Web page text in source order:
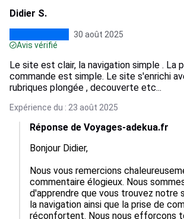
Didier S.
30 août 2025
Avis vérifié
Le site est clair, la navigation simple . La
commande est simple. Le site s'enrichi
rubriques plongée , decouverte etc...
Expérience du : 23 août 2025
Réponse de Voyages-adekua.fr
Bonjour Didier,
Nous vous remercions
commentaire élogieux. Nous
d'apprendre que vous trouvez notre
la navigation ainsi que la prise de
réconfortent. Nous nous efforçons